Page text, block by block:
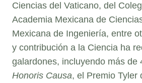
Ciencias del Vaticano, del
Academia Mexicana de
Mexicana de Ingeniería, entre
y contribución a la Ciencia ha
galardones, incluyendo más de
Honoris Causa, el Premio Tyler